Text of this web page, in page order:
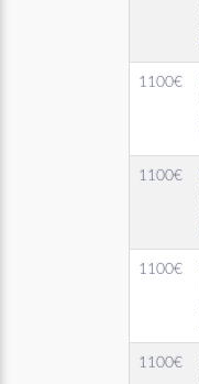
1100€
1100€
1100€
1100€